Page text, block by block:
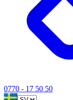
0770 - 17 50 50